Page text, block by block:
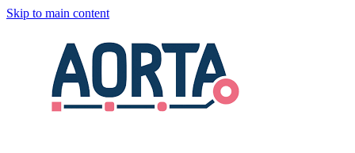
Skip to main content